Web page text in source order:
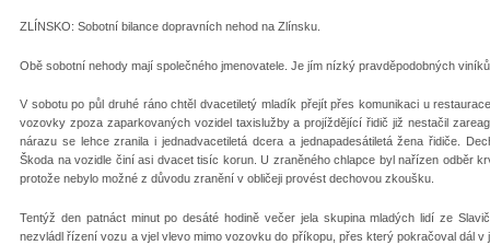
ZLÍNSKO: Sobotní bilance dopravních nehod na Zlínsku.
Obě sobotní nehody mají společného jmenovatele. Je jím nízký pravděpodobných
V sobotu po půl druhé ráno chtěl dvacetiletý mladík přejít přes komunikaci u
vozovky zpoza zaparkovaných vozidel taxislužby a projíždějící řidič již nestačil
nárazu se lehce zranila i jednadvacetiletá dcera a jednapadesátiletá žena řidiče.
Škoda na vozidle činí asi dvacet tisíc korun. U zraněného chlapce byl nařízen odběr
protože nebylo možné z důvodu zranění v obličeji provést dechovou zkoušku.
Tentýž den patnáct minut po desáté hodině večer jela skupina mladých lidí ze
nezvládl řízení vozu a vjel vlevo mimo vozovku do příkopu, přes který pokračoval dál